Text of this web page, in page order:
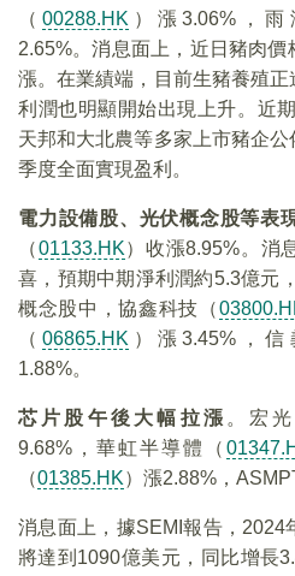
（00288.HK ）漲3.06%，雨
2.65%。消息面上，近日豬肉
漲。在業績端，目前生豬養殖
利潤也明顯開始出現上升。近
天邦和大北農等多家上市豬企
季度全面實現盈利。
電力設備股、光伏概念股等表
（01133.HK）收漲8.95%。消
喜，預期中期淨利潤約5.3億元
概念股中，協鑫科技（
（06865.HK ）漲3.45%，信
1.88%。
芯片股午後大幅拉漲 。宏
9.68%，華虹半導體（
（01385.HK）漲2.88%，
消息面上，據SEMI報告，2024
將達到1090億美元，同比增長